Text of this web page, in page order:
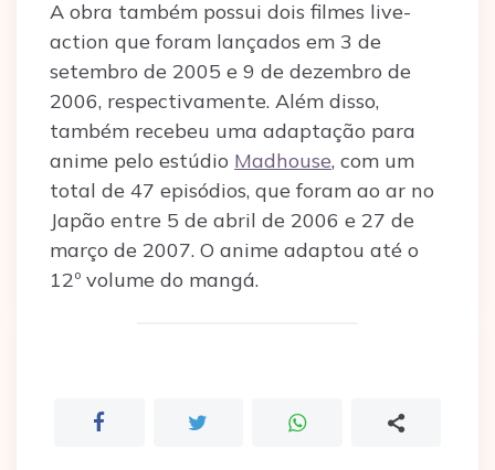
A obra também possui dois filmes live-
action que foram lançados em 3 de
setembro de 2005 e 9 de dezembro de
2006, respectivamente. Além disso,
também recebeu uma adaptação para
anime pelo estúdio Madhouse, com um
total de 47 episódios, que foram ao ar no
Japão entre 5 de abril de 2006 e 27 de
março de 2007. O anime adaptou até o
12º volume do mangá.